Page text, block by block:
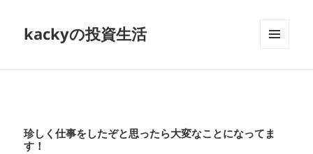
kackyの投資生活
珍しく仕事をしたぞと思ったら大変なことになってま
す！